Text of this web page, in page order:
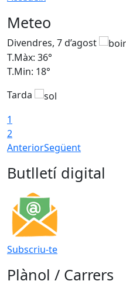
Meteo
Divendres, 7 d’agost
T.Màx: 36°
T.Min: 18°
Tarda
1
2
AnteriorSegüent
Butlletí digital
Subscriu-te
Plànol / Carrers